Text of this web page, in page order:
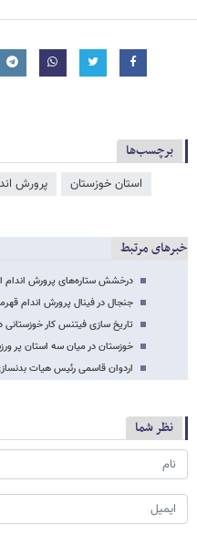
برچسب‌ها
استان خوزستان پرورش
خبرهای مرتبط
درخشش ستاره‌های پرورش اندام
جنجال در فینال پرورش اندام
‌تاریخ سازی فیتنس کار خوزستانی
خوزستان در میان سه استان پر
اردوان قاسمی رئیس هیات
نظر شما